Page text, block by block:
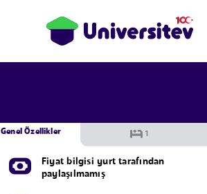
Genel Özellikler
Fiyat bilgisi yurt tarafından
paylaşılmamış